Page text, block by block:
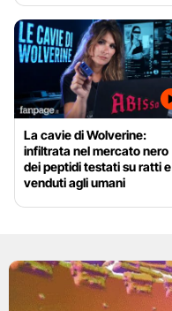
La cavie di Wolverine:
infiltrata nel mercato nero
dei peptidi testati su ratti e
venduti agli umani